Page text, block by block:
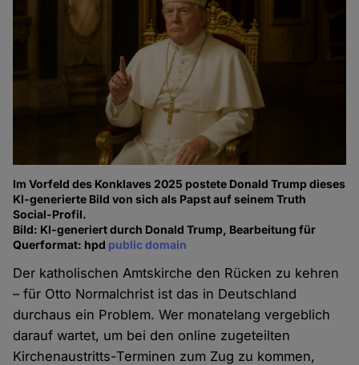
Im Vorfeld des Konklaves 2025 postete Donald Trump dieses
KI-generierte Bild von sich als Papst auf seinem Truth
Social-Profil.
Bild: KI-generiert durch Donald Trump, Bearbeitung für
Querformat: hpd public domain
Der katholischen Amtskirche den Rücken zu kehren
– für Otto Normalchrist ist das in Deutschland
durchaus ein Problem. Wer monatelang vergeblich
darauf wartet, um bei den online zugeteilten
Kirchenaustritts-Terminen zum Zug zu kommen,